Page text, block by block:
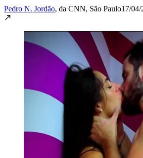
Pedro N. Jordão, da CNN, São Paulo17/04/